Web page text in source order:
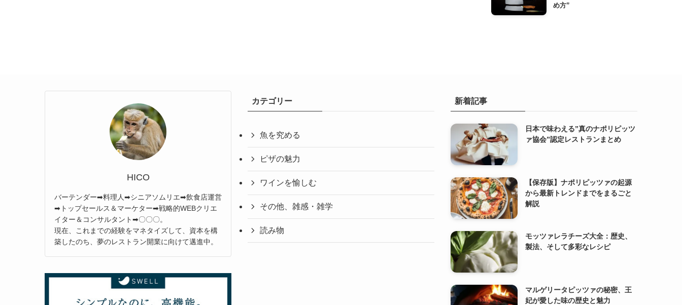
め方”
HICO
バーテンダー➡料理人➡シニアソムリエ➡飲食店運営
➡トップセールス＆マーケター➡戦略的WEBクリエ
イター＆コンサルタント➡〇〇〇。
現在、これまでの経験をマネタイズして、資本を構
築したのち、夢のレストラン開業に向けて邁進中。
カテゴリー
魚を究める
ピザの魅力
ワインを愉しむ
その他、雑感・雑学
読み物
新着記事
日本で味わえる”真のナポリピッツ
ァ協会”認定レストランまとめ
【保存版】ナポリピッツァの起源
から最新トレンドまでをまるごと
解説
モッツァレラチーズ大全：歴史、
製法、そして多彩なレシピ
マルゲリータピッツァの秘密、王
妃が愛した味の歴史と魅力